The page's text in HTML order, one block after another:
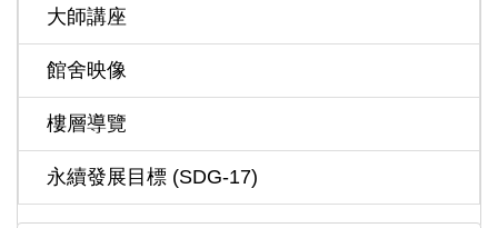
大師講座
館舍映像
樓層導覽
永續發展目標 (SDG-17)